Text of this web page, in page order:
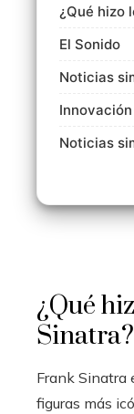
¿Qué hizo
El Sonido
Noticias
Noticias
¿Qué
Sinatra?
Frank Sinatra
figuras más